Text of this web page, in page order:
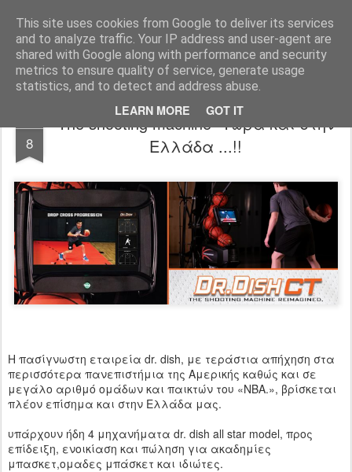
This site uses cookies from Google to deliver its services
and to analyze traffic. Your IP address and user-agent are
shared with Google along with performance and security
metrics to ensure quality of service, generate usage
statistics, and to detect and address abuse.
LEARN MORE GOT IT
All About Basketball Coaching Πάθος ,ομαδικότητα , μαχητικότητα , αντίληψη... με μια λέξη MΠΑΣΚΕΤ... .!!! Αγάπη μεγάλη που κρύβει πολλά μυστικά ...
8
The shooting machine -Τώρα και στην
Ελλάδα ...!!
Η πασίγνωστη εταιρεία dr. dish, με τεράστια απήχηση στα
περισσότερα πανεπιστήμια της Αμερικής καθώς και σε
μεγάλο αριθμό ομάδων και παικτών του «NBA.», βρίσκεται
πλέον επίσημα και στην Ελλάδα μας.
υπάρχουν ήδη 4 μηχανήματα dr. dish all star model, προς
επίδειξη, ενοικίαση και πώληση για ακαδημίες
μπασκετ,ομαδες μπάσκετ και ιδιώτες.